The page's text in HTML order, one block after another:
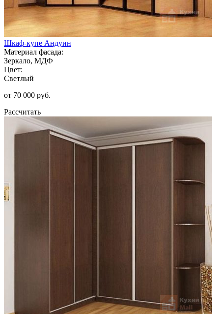
Шкаф-купе Андуин
Материал фасада:
Зеркало, МДФ
Цвет:
Светлый
от 70 000 руб.
Рассчитать